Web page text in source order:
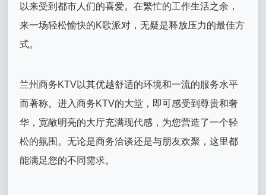
以来受到都市人们的喜爱。在繁忙的工作生活之余，
来一场轻松愉快的K歌派对，无疑是释放压力的最佳方
式。
兰州商务KTV以其优越舒适的环境和一流的服务水平
而著称。进入商务KTV的大堂，即可感受到尊贵和奢
华，宽敞明亮的大厅充满现代感，为您营造了一个轻
松的氛围。无论是商务洽谈还是与朋友欢聚，这里都
能满足您的不同需求。